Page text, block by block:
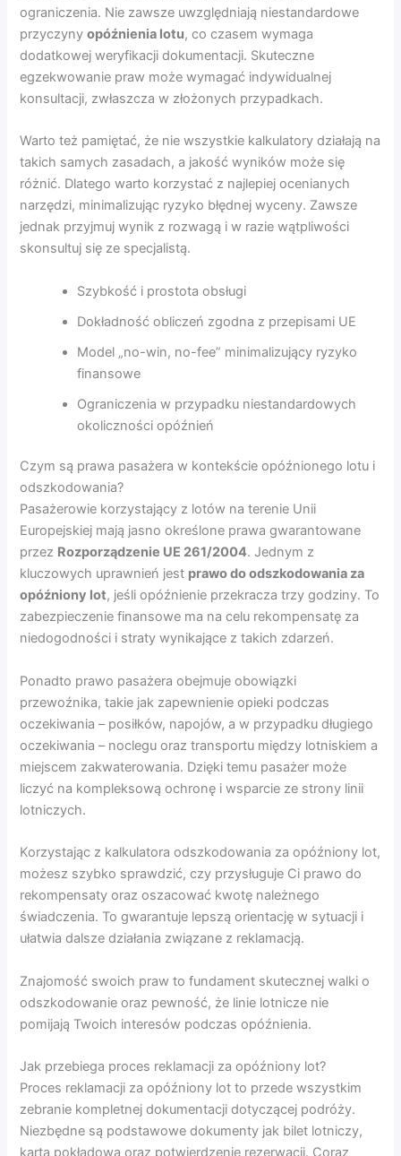
ograniczenia. Nie zawsze uwzględniają niestandardowe
przyczynyopóźnienia lotu, co czasem wymaga
dodatkowej weryfikacji dokumentacji. Skuteczne
egzekwowanie praw może wymagać indywidualnej
konsultacji, zwłaszcza w złożonych przypadkach.
Warto też pamiętać, że nie wszystkie kalkulatory działają na
takich samych zasadach, a jakość wyników może się
różnić. Dlatego warto korzystać z najlepiej ocenianych
narzędzi, minimalizując ryzyko błędnej wyceny. Zawsze
jednak przyjmuj wynik z rozwagą i w razie wątpliwości
skonsultuj się ze specjalistą.
Szybkość i prostota obsługi
Dokładność obliczeń zgodna z przepisami UE
Model „no-win, no-fee” minimalizujący ryzyko
finansowe
Ograniczenia w przypadku niestandardowych
okoliczności opóźnień
Czym są prawa pasażera w kontekście opóźnionego lotu i
odszkodowania?
Pasażerowie korzystający z lotów na terenie Unii
Europejskiej mają jasno określone prawa gwarantowane
przez Rozporządzenie UE 261/2004. Jednym z
kluczowych uprawnień jest prawo do odszkodowania za
opóźniony lot, jeśli opóźnienie przekracza trzy godziny. To
zabezpieczenie finansowe ma na celu rekompensatę za
niedogodności i straty wynikające z takich zdarzeń.
Ponadto prawo pasażera obejmuje obowiązki
przewoźnika, takie jak zapewnienie opieki podczas
oczekiwania – posiłków, napojów, a w przypadku długiego
oczekiwania – noclegu oraz transportu między lotniskiem a
miejscem zakwaterowania. Dzięki temu pasażer może
liczyć na kompleksową ochronę i wsparcie ze strony linii
lotniczych.
Korzystając z kalkulatora odszkodowania za opóźniony lot,
możesz szybko sprawdzić, czy przysługuje Ci prawo do
rekompensaty oraz oszacować kwotę należnego
świadczenia. To gwarantuje lepszą orientację w sytuacji i
ułatwia dalsze działania związane z reklamacją.
Znajomość swoich praw to fundament skutecznej walki o
odszkodowanie oraz pewność, że linie lotnicze nie
pomijają Twoich interesów podczas opóźnienia.
Jak przebiega proces reklamacji za opóźniony lot?
Proces reklamacji za opóźniony lot to przede wszystkim
zebranie kompletnej dokumentacji dotyczącej podróży.
Niezbędne są podstawowe dokumenty jak bilet lotniczy,
karta pokładowa oraz potwierdzenie rezerwacji. Coraz